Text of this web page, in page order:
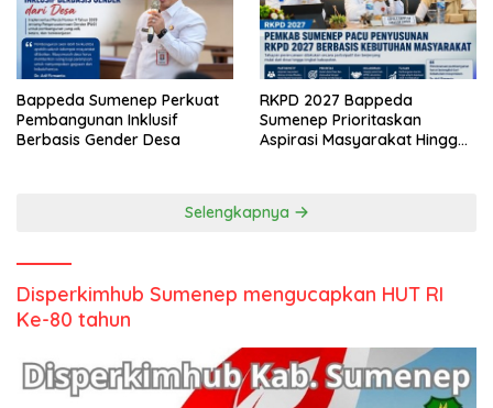
Bappeda Sumenep Perkuat
Pembangunan Inklusif
Berbasis Gender Desa
RKPD 2027 Bappeda
Sumenep Prioritaskan
Aspirasi Masyarakat Hingga
Selengkapnya
Disperkimhub Sumenep mengucapkan HUT RI
Ke-80 tahun